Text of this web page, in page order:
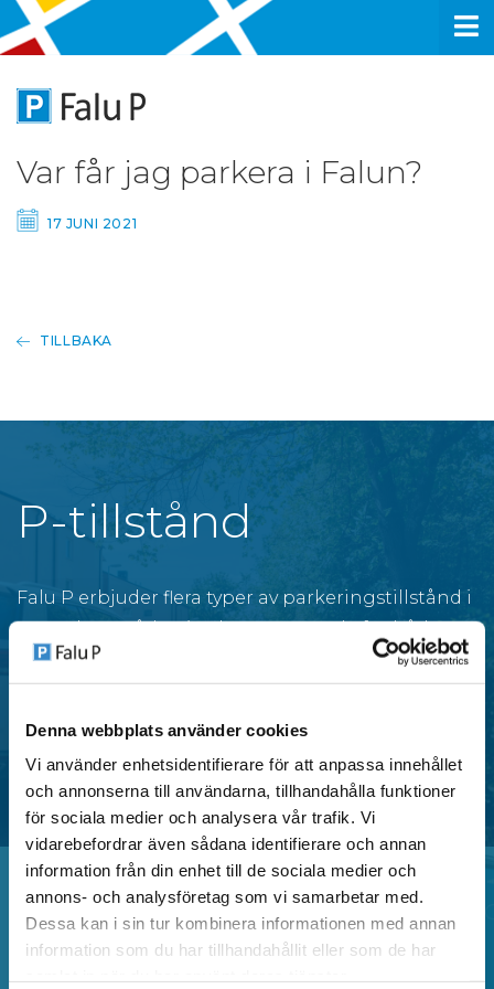
Denna webbplats använder cookies
Vi använder enhetsidentifierare för att anpassa innehållet
och annonserna till användarna, tillhandahålla funktioner
för sociala medier och analysera vår trafik. Vi
vidarebefordrar även sådana identifierare och annan
information från din enhet till de sociala medier och
annons- och analysföretag som vi samarbetar med.
Dessa kan i sin tur kombinera informationen med annan
information som du har tillhandahållit eller som de har
Var får jag parkera i Falun?
17 JUNI 2021
TILLBAKA
P-tillstånd
Falu P erbjuder flera typer av parkeringstillstånd i
centrala områden i Falun, anpassade för både
privatpersoner och verksamheter.
SE OMRÅDEN MED P-TILLSTÅND
Vanliga frågor